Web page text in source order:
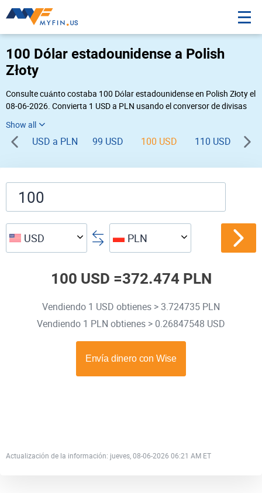
100 Dólar estadounidense a Polish
Złoty
Consulte cuánto costaba 100 Dólar estadounidense en Polish Złoty el
08-06-2026. Convierta 1 USD a PLN usando el conversor de divisas
PLN USD ».
USD a PLN 99 USD 100 USD 110 USD
USD PLN
100 USD =372.474 PLN
Vendiendo 1 USD obtienes > 3.724735 PLN
Vendiendo 1 PLN obtienes > 0.26847548 USD
Actualización de la información: jueves, 08-06-2026 06:21 AM ET